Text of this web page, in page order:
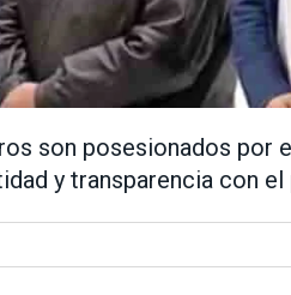
son posesionados por
y transparencia con el